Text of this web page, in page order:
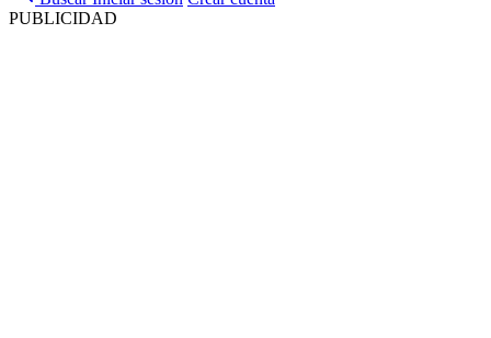
PUBLICIDAD